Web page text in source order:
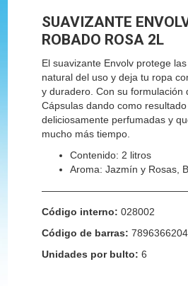
SUAVIZANTE
ROBADO ROSA 2L
El suavizante Envolv protege
natural del uso y deja tu ropa
y duradero. Con su formulación
Cápsulas dando como
deliciosamente perfumadas y
mucho más tiempo.
Contenido: 2 litros
Aroma: Jazmín y Rosas,
Código interno: 028002
Código de barras:
Unidades por bulto: 6